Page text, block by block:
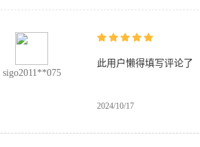
sigo2011**075
此用户懒得填写评论了
2024/10/17